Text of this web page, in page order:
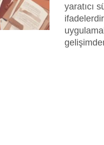
yaratıcı